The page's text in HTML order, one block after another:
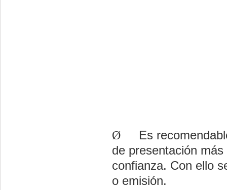
Ø
Es
de presentación
confianza. Con ello
o emisión.